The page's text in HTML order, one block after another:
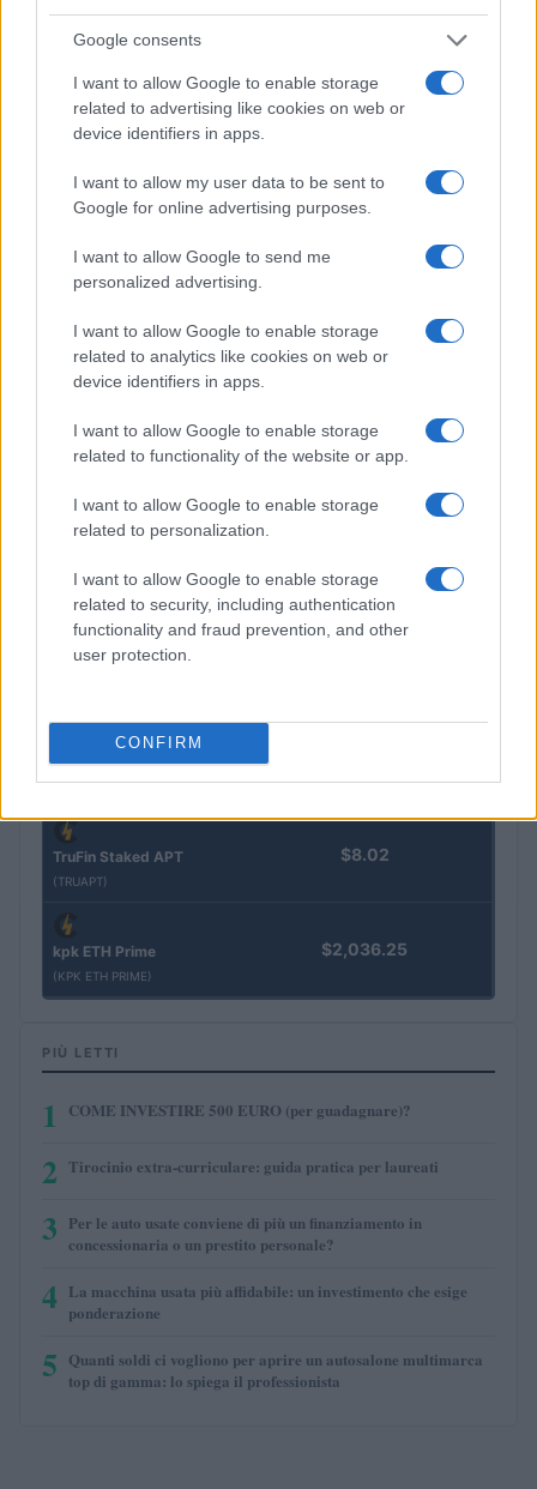
Google consents
I want to allow Google to enable storage
related to advertising like cookies on web or
device identifiers in apps.
I want to allow my user data to be sent to
Google for online advertising purposes.
I want to allow Google to send me
personalized advertising.
I want to allow Google to enable storage
related to analytics like cookies on web or
device identifiers in apps.
I want to allow Google to enable storage
related to functionality of the website or app.
I want to allow Google to enable storage
related to personalization.
I want to allow Google to enable storage
related to security, including authentication
functionality and fraud prevention, and other
user protection.
CONFIRM
Eureka Bridged PAX
(PAXG)
BTC
(KBTC)
Steakhouse EURCV
Morpho Vault
$100,000,000,000,000.00
Epoch Island
(STINJ)
Vested XOR
(VXOR)
$3,407.11
FibSwap DEX
(FIBO)
TruFin Staked APT
(TRUAPT)
$8.02
kpk ETH Prime
(KPK ETH PRIME)
$2,036.25
PIÙ LETTI
1 COME INVESTIRE 500 EURO (per guadagnare)?
2 Tirocinio extra-curriculare: guida pratica per laureati
3 Per le auto usate conviene di più un finanziamento in
concessionaria o un prestito personale?
4 La macchina usata più affidabile: un investimento che esige
ponderazione
5 Quanti soldi ci vogliono per aprire un autosalone multimarca
top di gamma: lo spiega il professionista